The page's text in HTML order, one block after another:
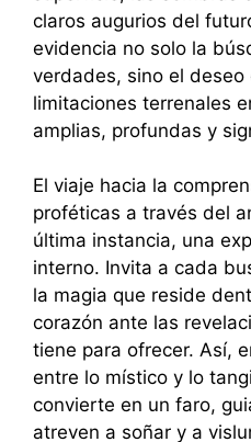
claros augurios del
evidencia no solo la
verdades, sino el
limitaciones terrenales
amplias, profundas y
El viaje hacia la
proféticas a través del
última instancia, una
interno. Invita a cada
la magia que reside
corazón ante las
tiene para ofrecer. Así,
entre lo místico y lo
convierte en un faro,
atreven a soñar y a